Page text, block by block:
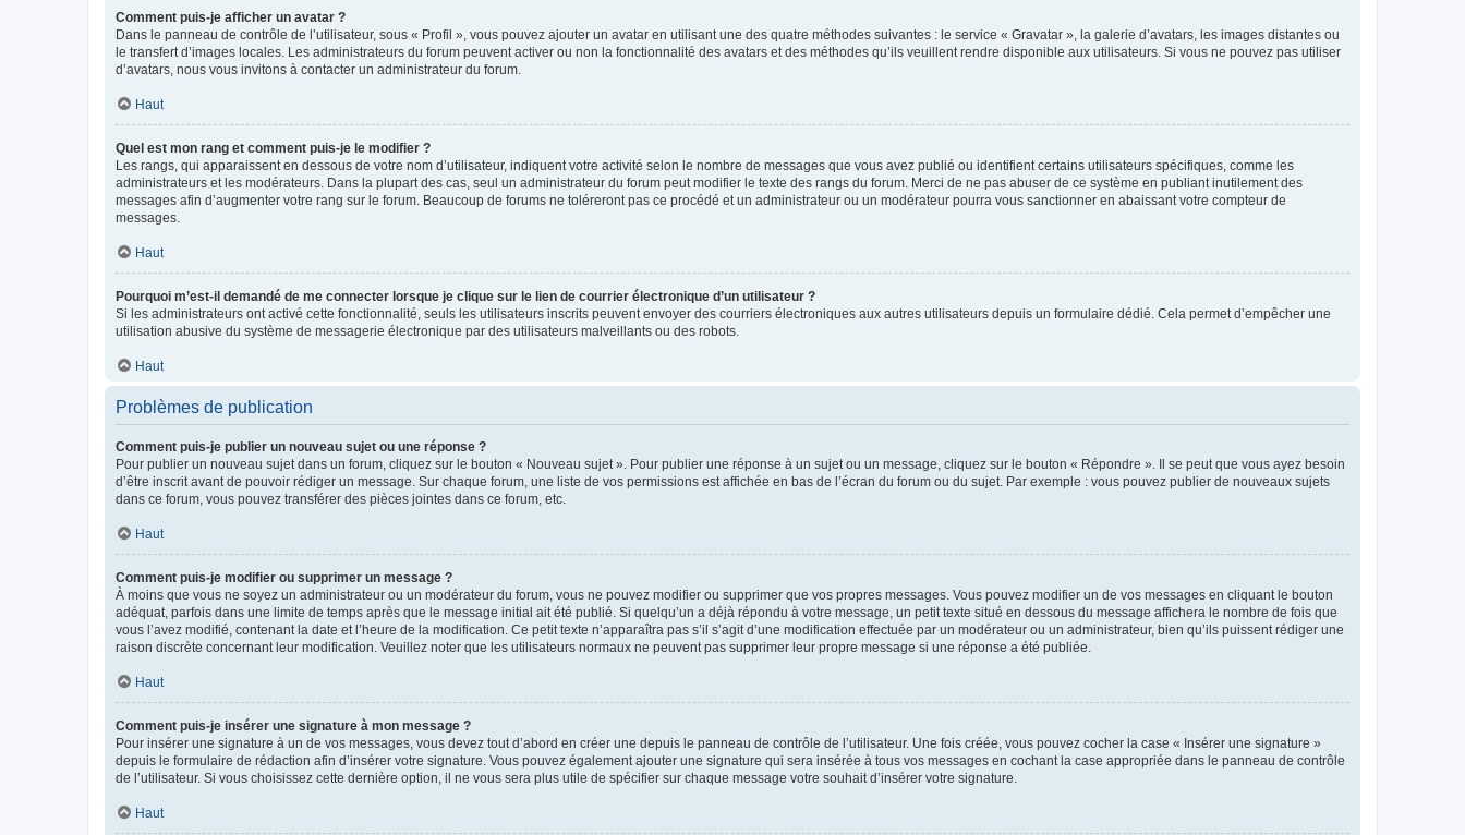
Comment puis-je afficher un avatar ?
Dans le panneau de contrôle de l’utilisateur, sous « Profil », vous pouvez ajouter un avatar en utilisant une des quatre méthodes suivantes : le service « Gravatar », la galerie d’avatars, les images distantes ou
le transfert d’images locales. Les administrateurs du forum peuvent activer ou non la fonctionnalité des avatars et des méthodes qu’ils veuillent rendre disponible aux utilisateurs. Si vous ne pouvez pas utiliser
d’avatars, nous vous invitons à contacter un administrateur du forum.
Haut
Quel est mon rang et comment puis-je le modifier ?
Les rangs, qui apparaissent en dessous de votre nom d’utilisateur, indiquent votre activité selon le nombre de messages que vous avez publié ou identifient certains utilisateurs spécifiques, comme les
administrateurs et les modérateurs. Dans la plupart des cas, seul un administrateur du forum peut modifier le texte des rangs du forum. Merci de ne pas abuser de ce système en publiant inutilement des
messages afin d’augmenter votre rang sur le forum. Beaucoup de forums ne toléreront pas ce procédé et un administrateur ou un modérateur pourra vous sanctionner en abaissant votre compteur de
messages.
Haut
Pourquoi m’est-il demandé de me connecter lorsque je clique sur le lien de courrier électronique d’un utilisateur ?
Si les administrateurs ont activé cette fonctionnalité, seuls les utilisateurs inscrits peuvent envoyer des courriers électroniques aux autres utilisateurs depuis un formulaire dédié. Cela permet d’empêcher une
utilisation abusive du système de messagerie électronique par des utilisateurs malveillants ou des robots.
Haut
Problèmes de publication
Comment puis-je publier un nouveau sujet ou une réponse ?
Pour publier un nouveau sujet dans un forum, cliquez sur le bouton « Nouveau sujet ». Pour publier une réponse à un sujet ou un message, cliquez sur le bouton « Répondre ». Il se peut que vous ayez besoin
d’être inscrit avant de pouvoir rédiger un message. Sur chaque forum, une liste de vos permissions est affichée en bas de l’écran du forum ou du sujet. Par exemple : vous pouvez publier de nouveaux sujets
dans ce forum, vous pouvez transférer des pièces jointes dans ce forum, etc.
Haut
Comment puis-je modifier ou supprimer un message ?
À moins que vous ne soyez un administrateur ou un modérateur du forum, vous ne pouvez modifier ou supprimer que vos propres messages. Vous pouvez modifier un de vos messages en cliquant le bouton
adéquat, parfois dans une limite de temps après que le message initial ait été publié. Si quelqu’un a déjà répondu à votre message, un petit texte situé en dessous du message affichera le nombre de fois que
vous l’avez modifié, contenant la date et l’heure de la modification. Ce petit texte n’apparaîtra pas s’il s’agit d’une modification effectuée par un modérateur ou un administrateur, bien qu’ils puissent rédiger une
raison discrète concernant leur modification. Veuillez noter que les utilisateurs normaux ne peuvent pas supprimer leur propre message si une réponse a été publiée.
Haut
Comment puis-je insérer une signature à mon message ?
Pour insérer une signature à un de vos messages, vous devez tout d’abord en créer une depuis le panneau de contrôle de l’utilisateur. Une fois créée, vous pouvez cocher la case « Insérer une signature »
depuis le formulaire de rédaction afin d’insérer votre signature. Vous pouvez également ajouter une signature qui sera insérée à tous vos messages en cochant la case appropriée dans le panneau de contrôle
de l’utilisateur. Si vous choisissez cette dernière option, il ne vous sera plus utile de spécifier sur chaque message votre souhait d’insérer votre signature.
Haut